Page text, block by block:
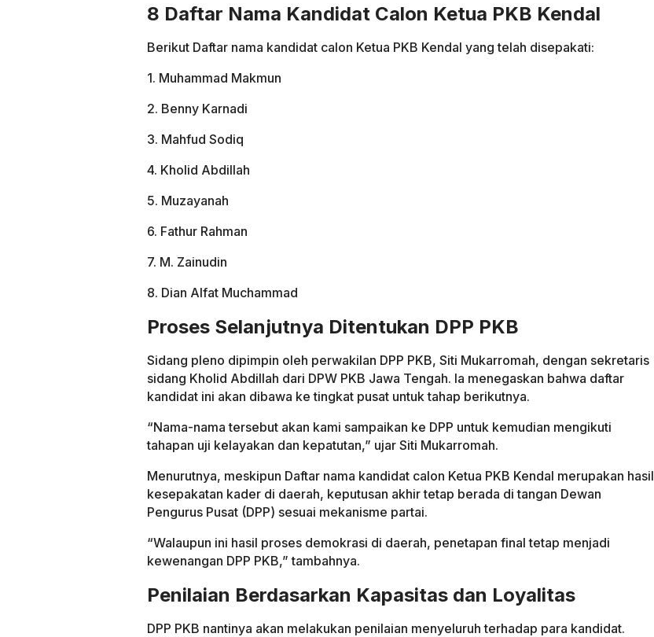
8 Daftar Nama Kandidat Calon Ketua PKB Kendal
Berikut Daftar nama kandidat calon Ketua PKB Kendal yang telah disepakati:
1. Muhammad Makmun
2. Benny Karnadi
3. Mahfud Sodiq
4. Kholid Abdillah
5. Muzayanah
6. Fathur Rahman
7. M. Zainudin
8. Dian Alfat Muchammad
Proses Selanjutnya Ditentukan DPP PKB
Sidang pleno dipimpin oleh perwakilan DPP PKB, Siti Mukarromah, dengan sekretaris
sidang Kholid Abdillah dari DPW PKB Jawa Tengah. Ia menegaskan bahwa daftar
kandidat ini akan dibawa ke tingkat pusat untuk tahap berikutnya.
“Nama-nama tersebut akan kami sampaikan ke DPP untuk kemudian mengikuti
tahapan uji kelayakan dan kepatutan,” ujar Siti Mukarromah.
Menurutnya, meskipun Daftar nama kandidat calon Ketua PKB Kendal merupakan hasil
kesepakatan kader di daerah, keputusan akhir tetap berada di tangan Dewan
Pengurus Pusat (DPP) sesuai mekanisme partai.
“Walaupun ini hasil proses demokrasi di daerah, penetapan final tetap menjadi
kewenangan DPP PKB,” tambahnya.
Penilaian Berdasarkan Kapasitas dan Loyalitas
DPP PKB nantinya akan melakukan penilaian menyeluruh terhadap para kandidat.